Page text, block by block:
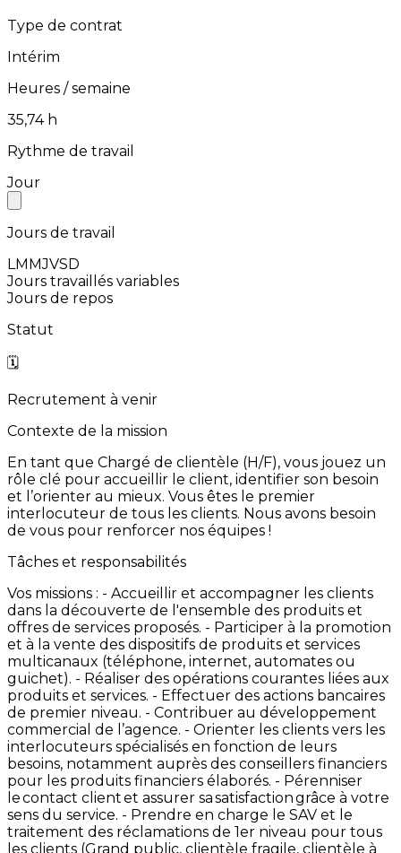
Type de contrat
Intérim
Heures / semaine
⁨35,74⁩ h
Rythme de travail
Jour
Jours de travail
LMMJVSD
Jours travaillés variables
Jours de repos
Statut
🗓️
Recrutement à venir
Contexte de la mission
En tant que Chargé de clientèle (H/F), vous jouez un
rôle clé pour accueillir le client, identifier son besoin
et l’orienter au mieux. Vous êtes le premier
interlocuteur de tous les clients. Nous avons besoin
de vous pour renforcer nos équipes !
Tâches et responsabilités
Vos missions : - Accueillir et accompagner les clients
dans la découverte de l'ensemble des produits et
offres de services proposés. - Participer à la promotion
et à la vente des dispositifs de produits et services
multicanaux (téléphone, internet, automates ou
guichet). - Réaliser des opérations courantes liées aux
produits et services. - Effectuer des actions bancaires
de premier niveau. - Contribuer au développement
commercial de l’agence. - Orienter les clients vers les
interlocuteurs spécialisés en fonction de leurs
besoins, notamment auprès des conseillers financiers
pour les produits financiers élaborés. - Pérenniser
le contact client et assurer sa satisfaction grâce à votre
sens du service. - Prendre en charge le SAV et le
traitement des réclamations de 1er niveau pour tous
les clients (Grand public, clientèle fragile, clientèle à